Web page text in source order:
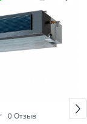
0 Отзыв